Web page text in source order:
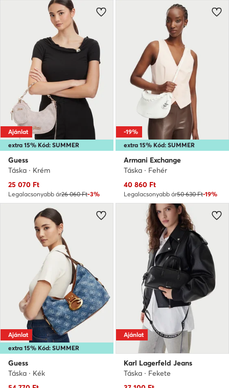
extra 15% Kód: SUMMER
Ajánlat
Guess
Táska · Krém
Aktuális ár
25 070 Ft
Legalacsonyabb ár26 060 Ft-3%
extra 15% Kód: SUMMER
-19%
Armani Exchange
Táska · Fehér
Aktuális ár
40 860 Ft
Legalacsonyabb ár50 630 Ft-19%
extra 15% Kód: SUMMER
Ajánlat
Guess
Táska · Kék
Ajánlat
Karl Lagerfeld Jeans
Táska · Fekete